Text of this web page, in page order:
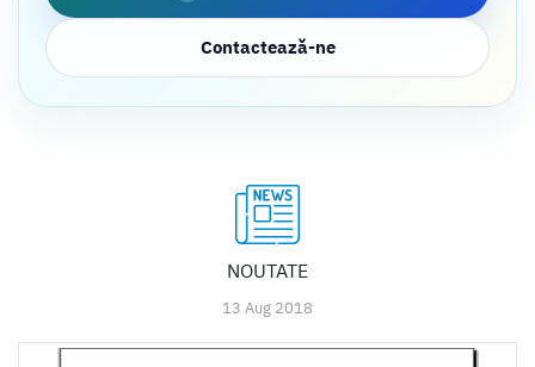
Contactează-ne
NOUTATE
13 Aug 2018